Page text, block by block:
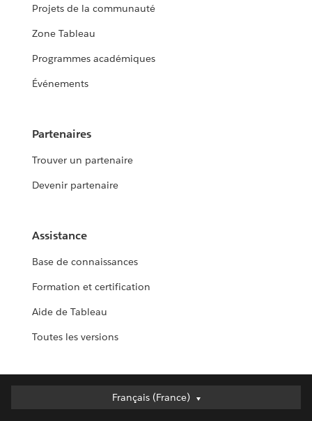
Projets de la communauté
Zone Tableau
Programmes académiques
Événements
Partenaires
Trouver un partenaire
Devenir partenaire
Assistance
Base de connaissances
Formation et certification
Aide de Tableau
Toutes les versions
Français (France)
Français (France)